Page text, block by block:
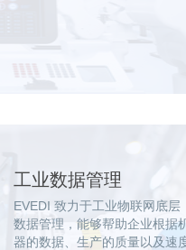
工业数据管理
EVEDI 致力于工业物联网底层
数据管理，能够帮助企业根据
器的数据、生产的质量以及速